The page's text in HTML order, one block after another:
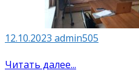
12.10.2023 admin505
Читать далее...